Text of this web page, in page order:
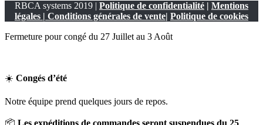
RBCA systems 2019 | Politique de confidentialité
Mentions
légales | Conditions générales de vente Politique de cookies
Fermeture pour congé du 27 Juillet au 3 Août
☀️ Congés d’été
Notre équipe prend quelques jours de repos.